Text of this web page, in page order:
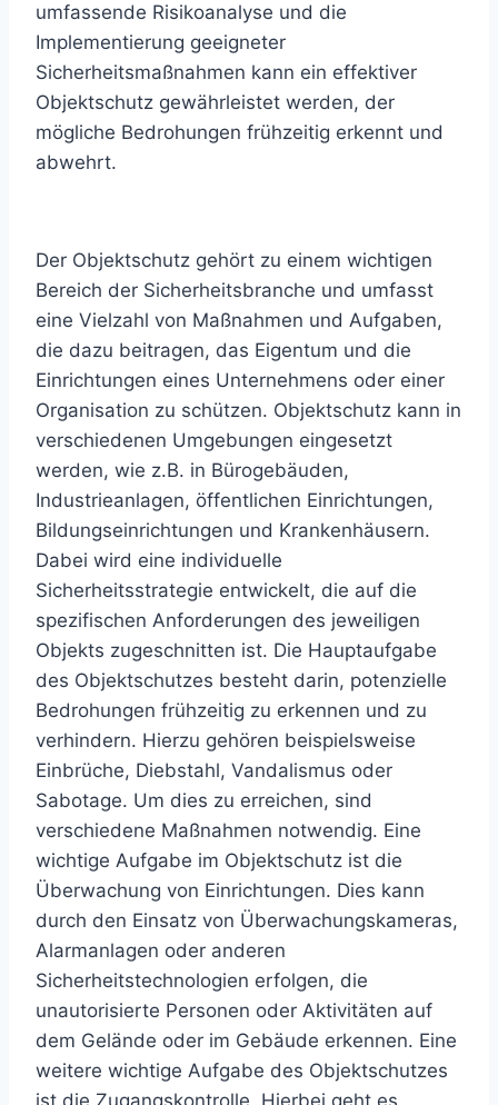
umfassende Risikoanalyse und die
Implementierung geeigneter
Sicherheitsmaßnahmen kann ein effektiver
Objektschutz gewährleistet werden, der
mögliche Bedrohungen frühzeitig erkennt und
abwehrt.
Der Objektschutz gehört zu einem wichtigen
Bereich der Sicherheitsbranche und umfasst
eine Vielzahl von Maßnahmen und Aufgaben,
die dazu beitragen, das Eigentum und die
Einrichtungen eines Unternehmens oder einer
Organisation zu schützen. Objektschutz kann in
verschiedenen Umgebungen eingesetzt
werden, wie z.B. in Bürogebäuden,
Industrieanlagen, öffentlichen Einrichtungen,
Bildungseinrichtungen und Krankenhäusern.
Dabei wird eine individuelle
Sicherheitsstrategie entwickelt, die auf die
spezifischen Anforderungen des jeweiligen
Objekts zugeschnitten ist. Die Hauptaufgabe
des Objektschutzes besteht darin, potenzielle
Bedrohungen frühzeitig zu erkennen und zu
verhindern. Hierzu gehören beispielsweise
Einbrüche, Diebstahl, Vandalismus oder
Sabotage. Um dies zu erreichen, sind
verschiedene Maßnahmen notwendig. Eine
wichtige Aufgabe im Objektschutz ist die
Überwachung von Einrichtungen. Dies kann
durch den Einsatz von Überwachungskameras,
Alarmanlagen oder anderen
Sicherheitstechnologien erfolgen, die
unautorisierte Personen oder Aktivitäten auf
dem Gelände oder im Gebäude erkennen. Eine
weitere wichtige Aufgabe des Objektschutzes